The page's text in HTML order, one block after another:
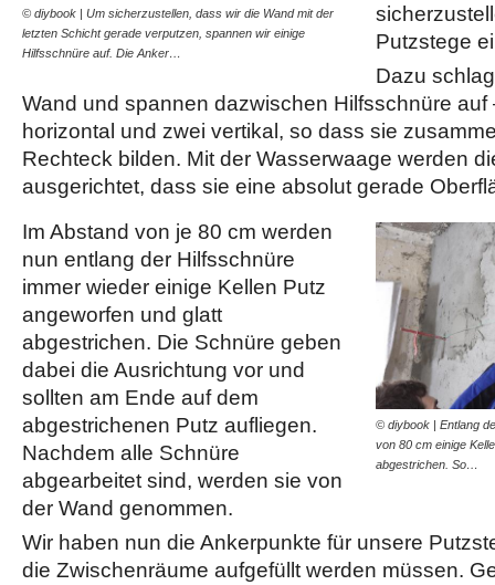
© diybook | Um sicherzustellen, dass wir die Wand mit der
letzten Schicht gerade verputzen, spannen wir einige
Hilfsschnüre auf. Die Anker…
© diybook | Mit jeweils
Hilfsschnüren legen wir
Hier ist…
Putzstege
Dazu
Wand und spannen dazwischen Hilfsschnüre auf
horizontal und zwei vertikal, so dass sie
Rechteck bilden. Mit der Wasserwaage werden
ausgerichtet, dass sie eine absolut gerade
© diybook | Entlang
von 80 cm einige
abgestrichen. So…
Im Abstand von je 80 cm werden
nun entlang der Hilfsschnüre
immer wieder einige Kellen Putz
angeworfen und glatt
abgestrichen. Die Schnüre geben
dabei die Ausrichtung vor und
sollten am Ende auf dem
abgestrichenen Putz aufliegen.
Nachdem alle Schnüre
abgearbeitet sind, werden sie von
der Wand genommen.
Wir haben nun die Ankerpunkte für unsere
die Zwischenräume aufgefüllt werden müssen.